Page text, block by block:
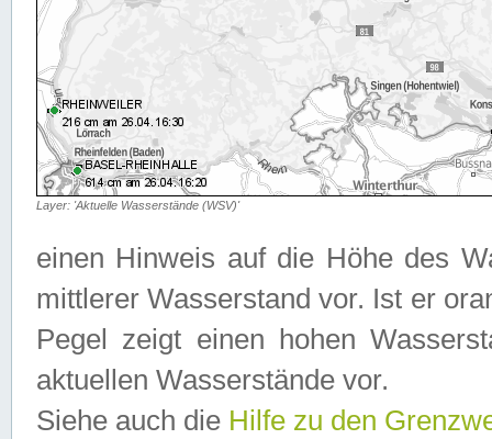
Layer: 'Aktuelle Wasserstände (WSV)'
einen Hinweis auf die Höhe des
mittlerer Wasserstand vor. Ist er
Pegel zeigt einen hohen
aktuellen Wasserstände vor.
Siehe auch die Hilfe zu den